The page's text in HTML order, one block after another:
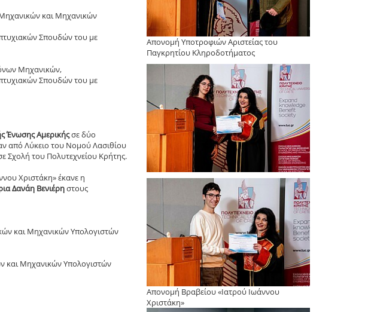
και Μηχανικών
Σπουδών του με
Μηχανικών,
Σπουδών του με
Ένωσης Αμερικήςσε δύο
από Λύκειο του Νομού Λασιθίου
Σχολή του Πολυτεχνείου Κρήτης.
Χριστάκη» έκανε η
Δανάη Βενιέρηστους
και Μηχανικών Υπολογιστών
και Μηχανικών Υπολογιστών
Απονομή Υποτροφιών Αριστείας του
Παγκρητίου Κληροδοτήματος
Απονομή Βραβείου «Ιατρού Ιωάννου
Χριστάκη»